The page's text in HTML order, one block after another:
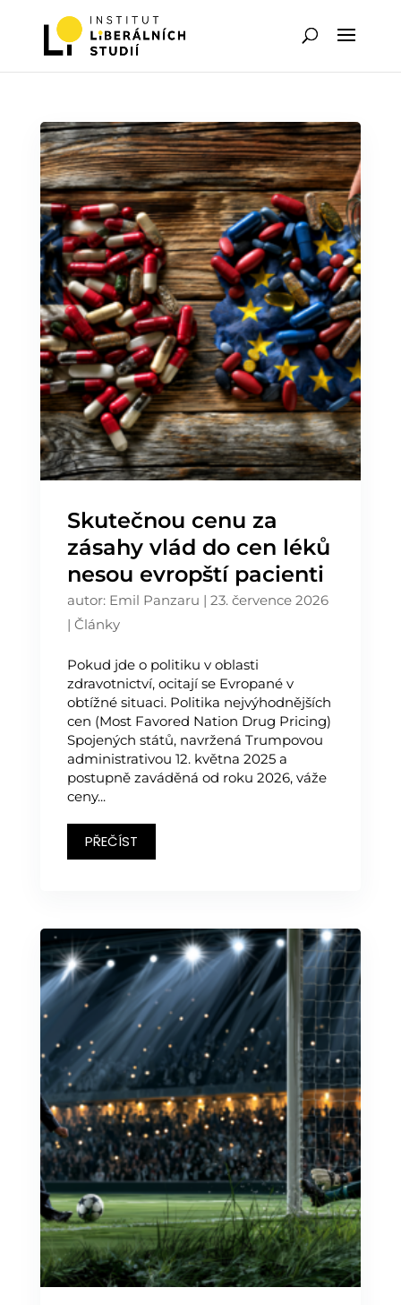
Skutečnou cenu za
zásahy vlád do cen léků
nesou evropští pacienti
autor: Emil Panzaru | 23. července 2026
| Články
Pokud jde o politiku v oblasti
zdravotnictví, ocitají se Evropané v
obtížné situaci. Politika nejvýhodnějších
cen (Most Favored Nation Drug Pricing)
Spojených států, navržená Trumpovou
administrativou 12. května 2025 a
postupně zaváděná od roku 2026, váže
ceny...
PŘEČÍST